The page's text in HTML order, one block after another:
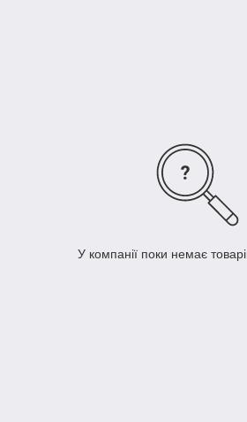
У компанії поки немає